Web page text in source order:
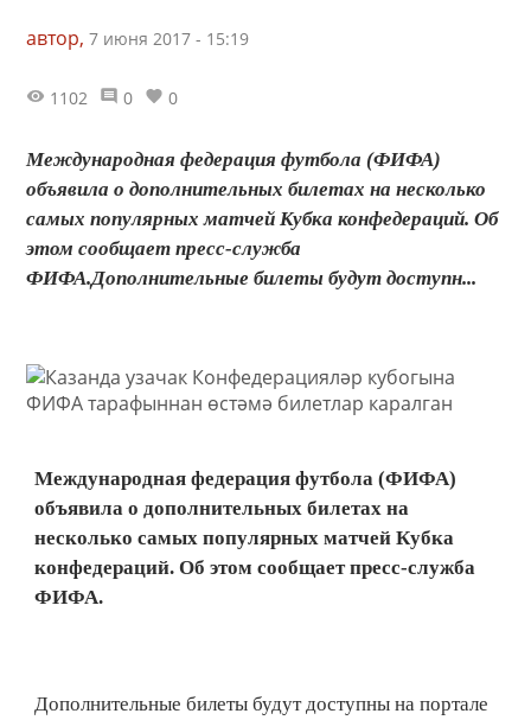
автор, 7 июня 2017 - 15:19
1102 0 0
Международная федерация футбола (ФИФА)
объявила о дополнительных билетах на несколько
самых популярных матчей Кубка конфедераций. Об
этом сообщает пресс-служба
ФИФА.Дополнительные билеты будут доступн...
Международная федерация футбола (ФИФА)
объявила о дополнительных билетах на
несколько самых популярных матчей Кубка
конфедераций. Об этом сообщает пресс-служба
ФИФА.
Дополнительные билеты будут доступны на портале